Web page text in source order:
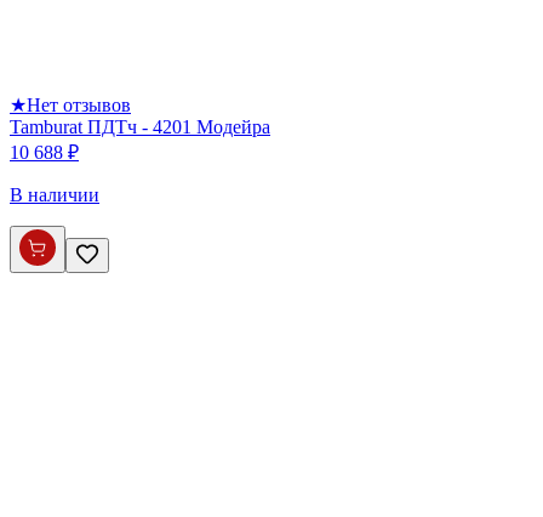
★Нет отзывов
Tamburat ПДТч - 4201 Модейра
10 688 ₽
В наличии